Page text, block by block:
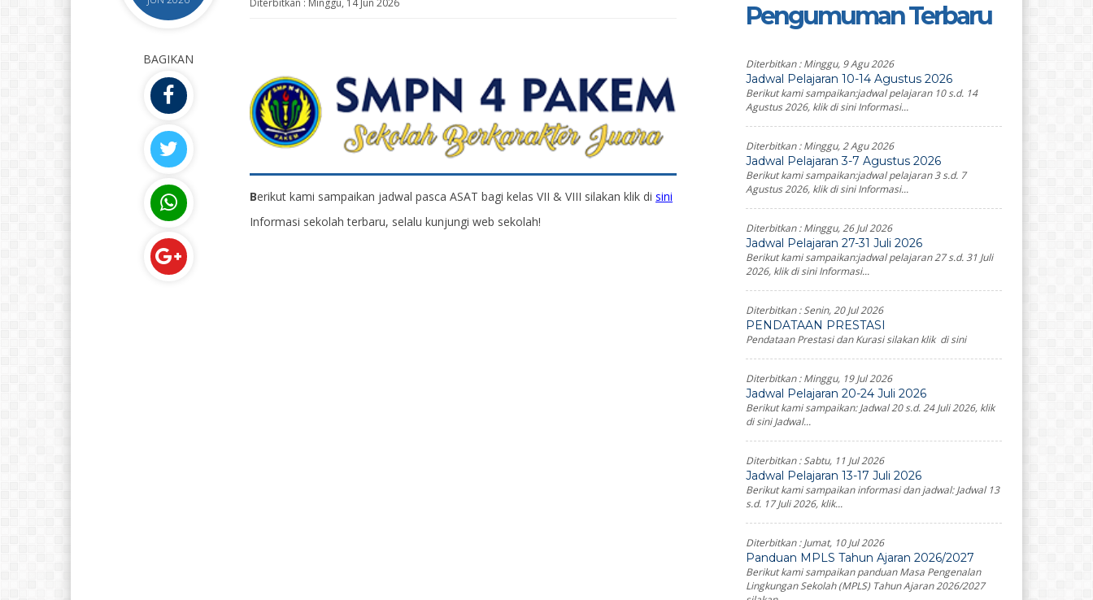
Diterbitkan : Minggu, 14 Jun 2026
BAGIKAN
Berikut kami sampaikan jadwal pasca ASAT bagi kelas VII & VIII silakan klik di sini
Informasi sekolah terbaru, selalu kunjungi web sekolah!
Pengumuman Terbaru
Diterbitkan :Minggu, 9 Agu 2026
Jadwal Pelajaran 10-14 Agustus 2026
Berikut kami sampaikan:jadwal pelajaran 10 s.d. 14
Agustus 2026, klik di sini Informasi...
Diterbitkan :Minggu, 2 Agu 2026
Jadwal Pelajaran 3-7 Agustus 2026
Berikut kami sampaikan:jadwal pelajaran 3 s.d. 7
Agustus 2026, klik di sini Informasi...
Diterbitkan :Minggu, 26 Jul 2026
Jadwal Pelajaran 27-31 Juli 2026
Berikut kami sampaikan:jadwal pelajaran 27 s.d. 31 Juli
2026, klik di sini Informasi...
Diterbitkan :Senin, 20 Jul 2026
PENDATAAN PRESTASI
Pendataan Prestasi dan Kurasi silakan klik di sini
Diterbitkan :Minggu, 19 Jul 2026
Jadwal Pelajaran 20-24 Juli 2026
Berikut kami sampaikan: Jadwal 20 s.d. 24 Juli 2026, klik
di sini Jadwal...
Diterbitkan :Sabtu, 11 Jul 2026
Jadwal Pelajaran 13-17 Juli 2026
Berikut kami sampaikan informasi dan jadwal: Jadwal 13
s.d. 17 Juli 2026, klik...
Diterbitkan :Jumat, 10 Jul 2026
Panduan MPLS Tahun Ajaran 2026/2027
Berikut kami sampaikan panduan Masa Pengenalan
Lingkungan Sekolah (MPLS) Tahun Ajaran 2026/2027